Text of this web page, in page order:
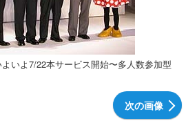
いよ7/22本サービス開始〜多人数参加型
次の画像